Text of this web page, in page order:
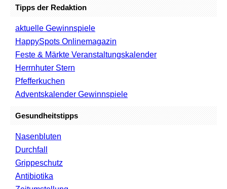
Tipps der Redaktion
aktuelle Gewinnspiele
HappySpots Onlinemagazin
Feste & Märkte Veranstaltungskalender
Herrnhuter Stern
Pfefferkuchen
Adventskalender Gewinnspiele
Gesundheitstipps
Nasenbluten
Durchfall
Grippeschutz
Antibiotika